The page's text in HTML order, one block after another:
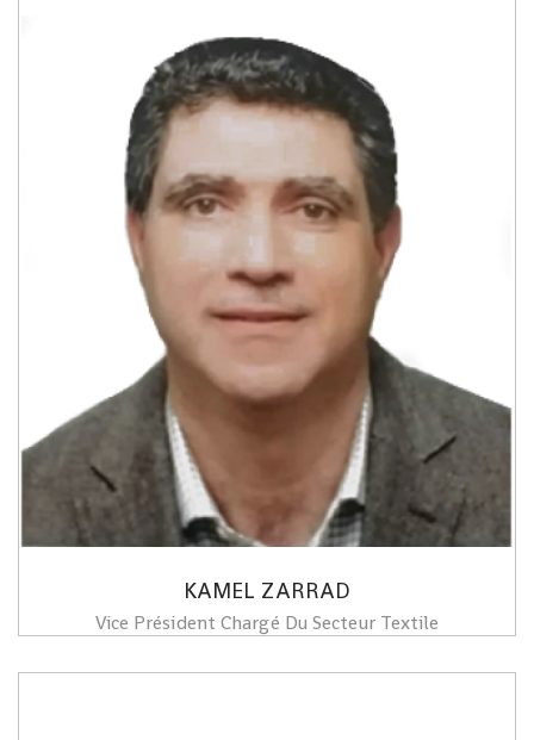
KAMEL ZARRAD
Vice Président Chargé Du Secteur Textile